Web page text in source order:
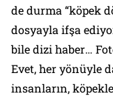
de durma “köpek
dosyayla ifşa
biledizi haber…
Evet, her yönüyle
insanların,